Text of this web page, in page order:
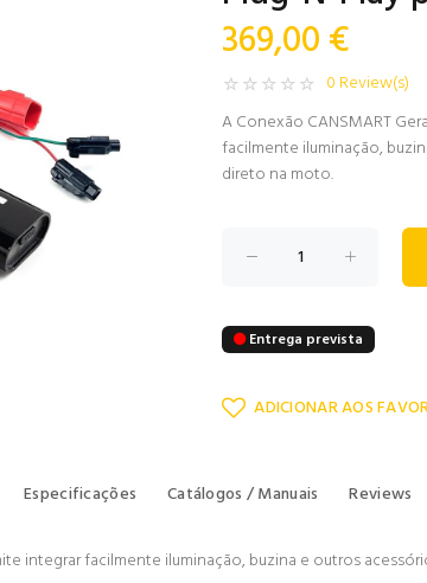
369,00 €
0 Review(s)
A Conexão CANSMART
facilmente iluminação,
direto na moto.
Entrega prevista
ADICIONAR AOS
Especificações Catálogos / Manuais Reviews
integrar facilmente iluminação, buzina e outros